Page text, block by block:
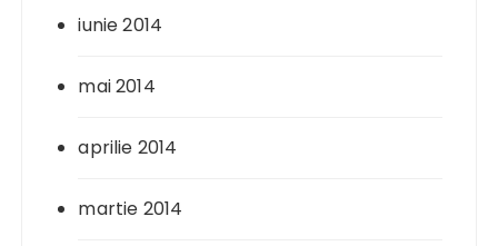
iunie 2014
mai 2014
aprilie 2014
martie 2014